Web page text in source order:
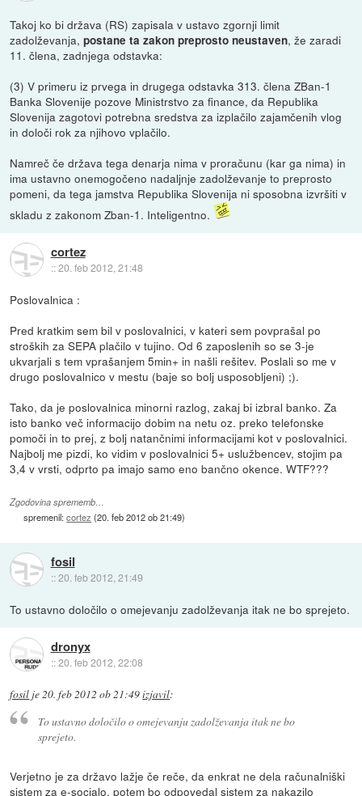
Takoj ko bi država (RS) zapisala v ustavo zgornji limit
zadolževanja,postane ta zakon preprosto neustaven, že zaradi
11. člena, zadnjega odstavka:
(3) V primeru iz prvega in drugega odstavka 313. člena ZBan-1
Banka Slovenije pozove Ministrstvo za finance, da Republika
Slovenija zagotovi potrebna sredstva za izplačilo zajamčenih vlog
in določi rok za njihovo vplačilo.
Namreč če država tega denarja nima v proračunu (kar ga nima) in
ima ustavno onemogočeno nadaljnje zadolževanje to preprosto
pomeni, da tega jamstva Republika Slovenija ni sposobna izvršiti v
skladu z zakonom Zban-1. Inteligentno.
cortez
::20. feb 2012, 21:48
Poslovalnica :
Pred kratkim sem bil v poslovalnici, v kateri sem povprašal po
stroških za SEPA plačilo v tujino. Od 6 zaposlenih so se 3-je
ukvarjali s tem vprašanjem 5min+ in našli rešitev. Poslali so me v
drugo poslovalnico v mestu (baje so bolj usposobljeni) ;).
Tako, da je poslovalnica minorni razlog, zakaj bi izbral banko. Za
isto banko več informacijo dobim na netu oz. preko telefonske
pomoči in to prej, z bolj natančnimi informacijami kot v poslovalnici.
Najbolj me pizdi, ko vidim v poslovalnici 5+ uslužbencev, stojim pa
3,4 v vrsti, odprto pa imajo samo eno bančno okence. WTF???
Zgodovina sprememb…
spremenil:cortez (20. feb 2012 ob 21:49)
fosil
::20. feb 2012, 21:49
To ustavno določilo o omejevanju zadolževanja itak ne bo sprejeto.
dronyx
::20. feb 2012, 22:08
fosil je20. feb 2012 ob 21:49izjavil:
To ustavno določilo o omejevanju zadolževanja itak ne bo
sprejeto.
Verjetno je za državo lažje če reče, da enkrat ne dela računalniški
sistem za e-socialo, potem bo odpovedal sistem za nakazilo